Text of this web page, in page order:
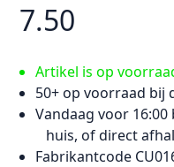
7.50
Artikel is op
50+ op voorraad bij
Vandaag voor
huis, of direct
Fabrikantcode